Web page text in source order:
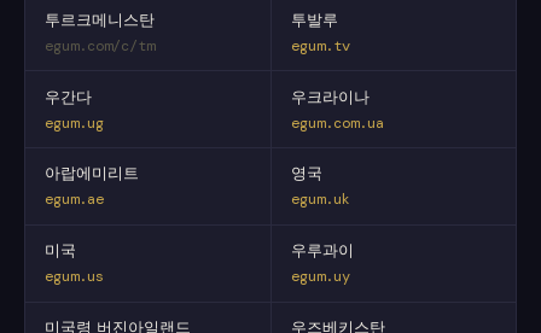
투르크메니스탄
egum.com/c/tm
투발루
egum.tv
우간다
egum.ug
우크라이나
egum.com.ua
아랍에미리트
egum.ae
영국
egum.uk
미국
egum.us
우루과이
egum.uy
미국령 버진아일랜드 우즈베키스탄